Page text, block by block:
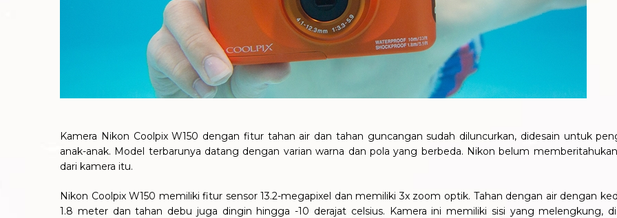
Kamera Nikon Coolpix W150 dengan fitur tahan air dan tahan guncangan sudah diluncurkan, didesain untuk
anak-anak. Model terbarunya datang dengan varian warna dan pola yang berbeda. Nikon belum
dari kamera itu.
Nikon Coolpix W150 memiliki fitur sensor 13.2-megapixel dan memiliki 3x zoom optik. Tahan dengan air dengan
1.8 meter dan tahan debu juga dingin hingga -10 derajat celsius. Kamera ini memiliki sisi yang melengkung,